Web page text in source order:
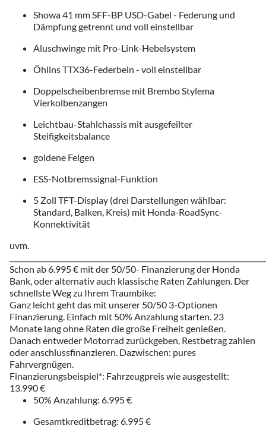
Showa 41 mm SFF-BP USD-Gabel - Federung und
Dämpfung getrennt und voll einstellbar
Aluschwinge mit Pro-Link-Hebelsystem
Öhlins TTX36-Federbein - voll einstellbar
Doppelscheibenbremse mit Brembo Stylema
Vierkolbenzangen
Leichtbau-Stahlchassis mit ausgefeilter
Steifigkeitsbalance
goldene Felgen
ESS-Notbremssignal-Funktion
5 Zoll TFT-Display (drei Darstellungen wählbar:
Standard, Balken, Kreis) mit Honda-RoadSync-
Konnektivität
uvm.
Schon ab 6.995 € mit der 50/50- Finanzierung der Honda
Bank, oder alternativ auch klassische Raten Zahlungen. Der
schnellste Weg zu Ihrem Traumbike:
Ganz leicht geht das mit unserer 50/50 3-Optionen
Finanzierung. Einfach mit 50% Anzahlung starten. 23
Monate lang ohne Raten die große Freiheit genießen.
Danach entweder Motorrad zurückgeben, Restbetrag zahlen
oder anschlussfinanzieren. Dazwischen: pures
Fahrvergnügen.
Finanzierungsbeispiel*: Fahrzeugpreis wie ausgestellt:
13.990 €
50% Anzahlung: 6.995 €
Gesamtkreditbetrag: 6.995 €